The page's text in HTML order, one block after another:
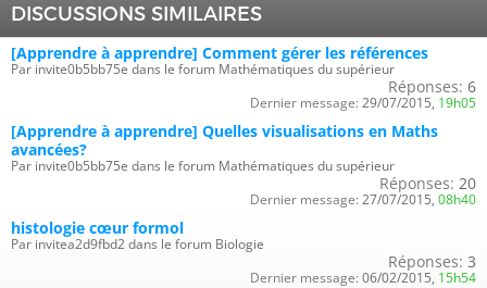
DISCUSSIONS SIMILAIRES
[Apprendre à apprendre] Comment gérer les références
Par invite0b5bb75e dans le forum Mathématiques du supérieur
Réponses: 6
Dernier message: 29/07/2015, 19h05
[Apprendre à apprendre] Quelles visualisations en Maths
avancées?
Par invite0b5bb75e dans le forum Mathématiques du supérieur
Réponses: 20
Dernier message: 27/07/2015, 08h40
histologie cœur formol
Par invitea2d9fbd2 dans le forum Biologie
Réponses: 3
Dernier message: 06/02/2015, 15h54